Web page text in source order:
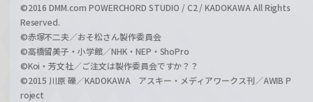
©2016 DMM.com POWERCHORD STUDIO / C2 / KADOKAWA All Rights
Reserved.
©赤塚不二夫／おそ松さん製作委員会
©高橋留美子・小学館／NHK・NEP・ShoPro
©Koi・芳文社／ご注文は製作委員会ですか？？
©2015 川原 礫／KADOKAWA アスキー・メディアワークス刊／AWIB P
roject